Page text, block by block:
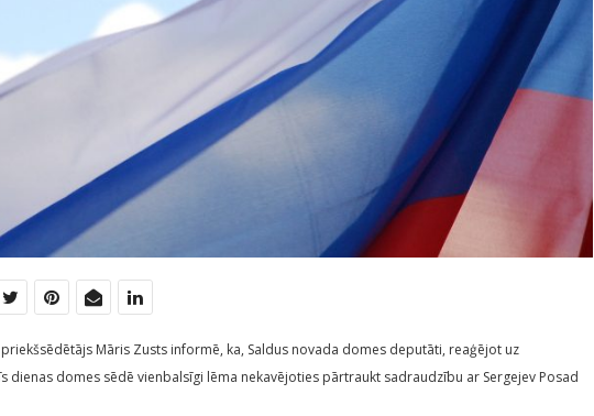
Māris Zusts informē, ka, Saldus novada domes deputāti, reaģējot uz
dienas domes sēdē vienbalsīgi lēma nekavējoties pārtraukt sadraudzību ar Sergejev Posad